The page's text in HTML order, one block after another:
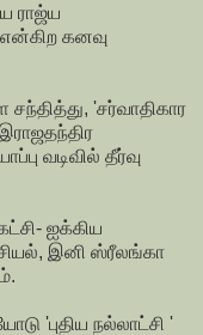
ராஜ்ய
கனவு
'சர்வாதிகார
வடிவில் தீர்வு
ஐக்கிய
இனி ஸ்ரீலங்கா
'புதிய நல்லாட்சி '